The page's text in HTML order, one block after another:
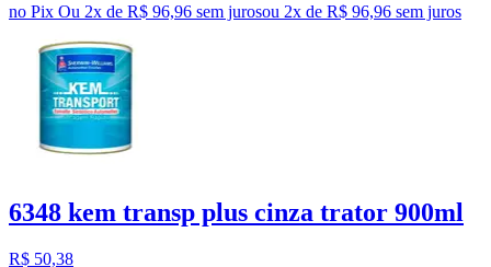
no Pix Ou 2x de R$ 96,96 sem jurosou 2x de R$ 96,96 sem juros
6348 kem transp plus cinza trator 900ml
R$ 50,38